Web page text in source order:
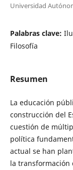
Universidad
Palabras clave:
Filosofía
Resumen
La educación
construcción del
cuestión de
política
actual se han
la transformación